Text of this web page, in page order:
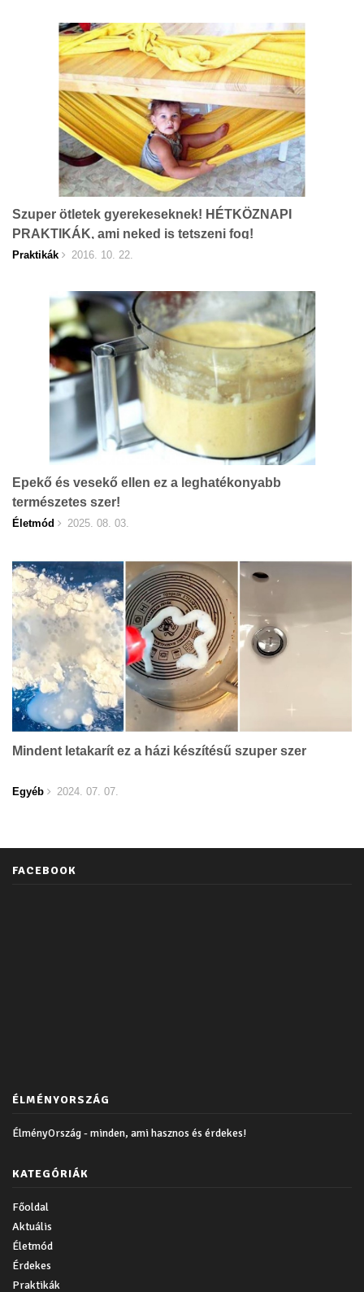
Szuper ötletek gyerekeseknek! HÉTKÖZNAPI
PRAKTIKÁK, ami neked is tetszeni fog!
Praktikák 2016. 10. 22.
Epekő és vesekő ellen ez a leghatékonyabb
természetes szer!
Életmód 2025. 08. 03.
Mindent letakarít ez a házi készítésű szuper szer
Egyéb 2024. 07. 07.
FACEBOOK
ÉLMÉNYORSZÁG
ÉlményOrszág - minden, ami hasznos és érdekes!
KATEGÓRIÁK
Főoldal
Aktuális
Életmód
Érdekes
Praktikák